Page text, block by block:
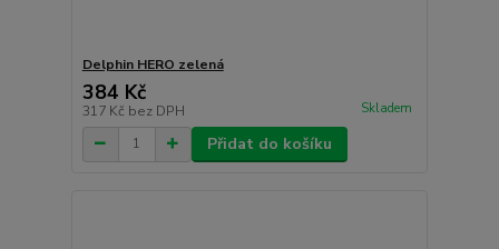
Delphin HERO zelená
384 Kč
317 Kč bez DPH Skladem
Přidat do košíku